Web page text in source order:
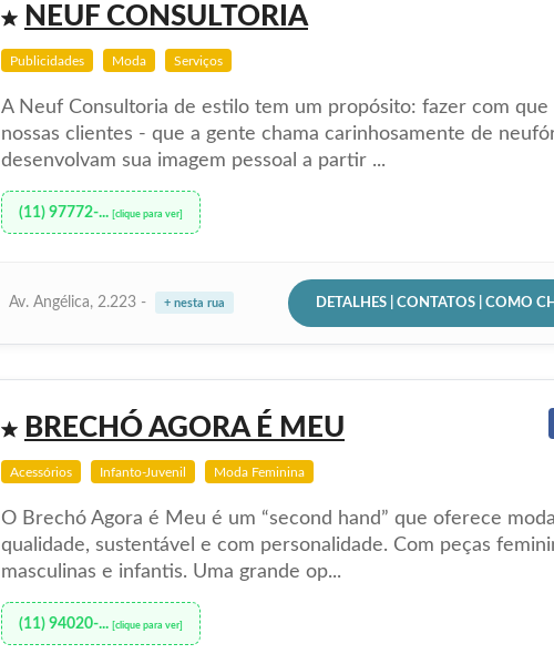
NEUF CONSULTORIA
Publicidades Moda Serviços
A Neuf Consultoria de estilo tem um propósito: fazer com que
nossas clientes - que a gente chama carinhosamente de
desenvolvam sua imagem pessoal a partir ...
(11) 97772-... [clique para ver]
Av. Angélica, 2.223 - + nesta rua DETALHES | CONTATOS | COMO
BRECHÓ AGORA É MEU
Acessórios Infanto-Juvenil Moda Feminina
O Brechó Agora é Meu é um “second hand” que oferece
qualidade, sustentável e com personalidade. Com peças
masculinas e infantis. Uma grande op...
(11) 94020-... [clique para ver]